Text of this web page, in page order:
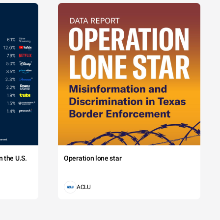
the U.S. Operation lone star
ACLU